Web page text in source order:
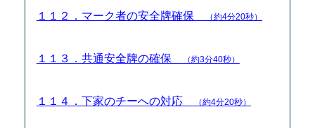
１１２．マーク者の安全牌確保 （約4分20秒）
１１３．共通安全牌の確保 （約3分40秒）
１１４．下家のチーへの対応 （約4分20秒）